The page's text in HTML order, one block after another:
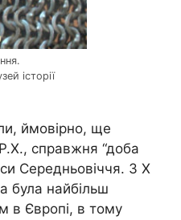
історії
ймовірно, ще
Р.Х., справжня “доба
Середньовіччя. З Х
була найбільш
в Європі, в тому